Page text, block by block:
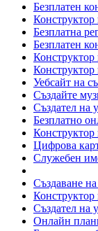
Безплатен
Конструктор
Безплатна
Безплатен
Конструктор
Конструктор
Уебсайт на
Създайте
Създател на
Безплатно
Конструктор
Цифрова
Служебен
Създаване
Конструктор
Създател на
Онлайн